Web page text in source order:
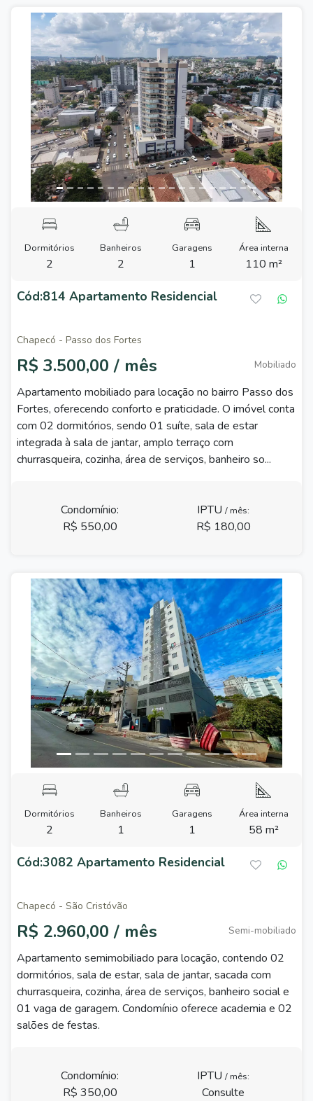
Previous Next
Dormitórios
2
Banheiros
2
Garagens
1
Área interna
110 m²
Cód:814 Apartamento Residencial
Chapecó - Passo dos Fortes
R$ 3.500,00 / mês Mobiliado
Apartamento mobiliado para locação no bairro Passo dos
Fortes, oferecendo conforto e praticidade. O imóvel conta
com 02 dormitórios, sendo 01 suíte, sala de estar
integrada à sala de jantar, amplo terraço com
churrasqueira, cozinha, área de serviços, banheiro so...
Condomínio:
R$ 550,00
IPTU / mês:
R$ 180,00
Previous Next
Dormitórios
2
Banheiros
1
Garagens
1
Área interna
58 m²
Cód:3082 Apartamento Residencial
Chapecó - São Cristóvão
R$ 2.960,00 / mês Semi-mobiliado
Apartamento semimobiliado para locação, contendo 02
dormitórios, sala de estar, sala de jantar, sacada com
churrasqueira, cozinha, área de serviços, banheiro social e
01 vaga de garagem. Condomínio oferece academia e 02
salões de festas.
Condomínio:
R$ 350,00
IPTU / mês:
Consulte